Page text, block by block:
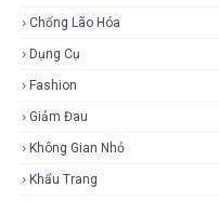
Chống Lão Hóa
Dụng Cụ
Fashion
Giảm Đau
Không Gian Nhỏ
Khẩu Trang